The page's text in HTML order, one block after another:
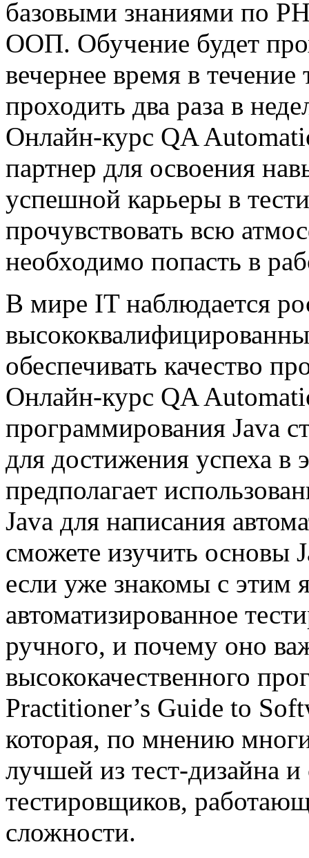
базовыми знаниями по
ООП. Обучение будет
вечернее время в
проходить два раза в
Онлайн-курс QA
партнер для освоения
успешной карьеры в
прочувствовать всю
необходимо попасть в
В мире IT наблюдается
обеспечивать качество
Онлайн-курс QA
программирования Java
для достижения успеха в
предполагает
Java для написания
сможете изучить основы
если уже знакомы с этим
автоматизированное
ручного, и почему оно
высококачественного
Practitioner’s Guide to
которая, по мнению
лучшей из тест-дизайна
тестировщиков,
сложности.